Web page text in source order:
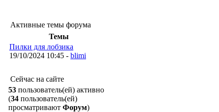
Активные темы форума
Темы
Пилки для лобзика
19/10/2024 10:45 - blimi
Сейчас на сайте
53 пользователь(ей) активно
(34 пользователь(ей)
просматривают Форум)